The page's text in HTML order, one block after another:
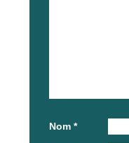
Nom *